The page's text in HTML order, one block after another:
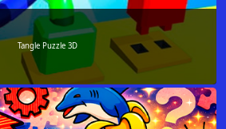
Tangle Puzzle 3D